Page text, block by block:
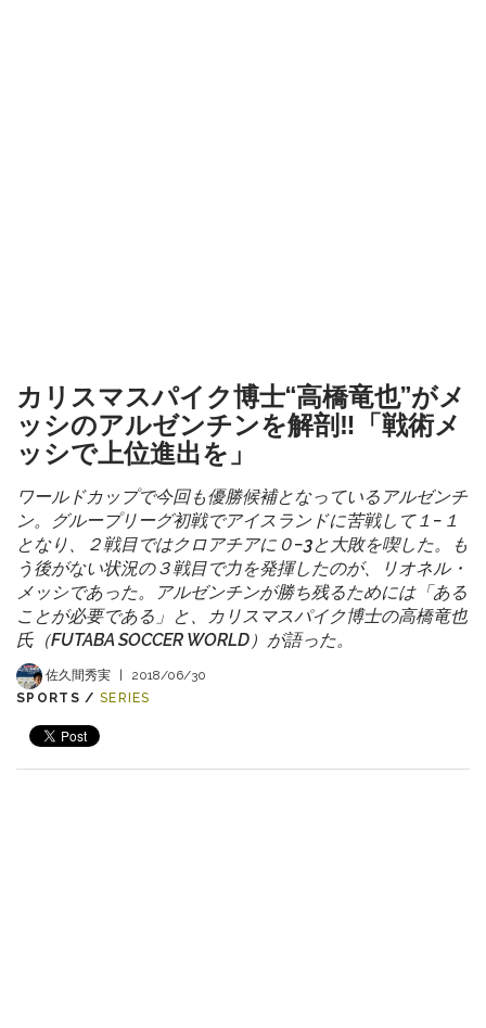
カリスマスパイク博士“高橋竜也”がメ
ッシのアルゼンチンを解剖‼︎「戦術メ
ッシで上位進出を」
ワールドカップで今回も優勝候補となっているアルゼンチ
ン。グループリーグ初戦でアイスランドに苦戦して１−１
となり、２戦目ではクロアチアに０−3と大敗を喫した。も
う後がない状況の３戦目で力を発揮したのが、リオネル・
メッシであった。アルゼンチンが勝ち残るためには「ある
ことが必要である」と、カリスマスパイク博士の高橋竜也
氏（FUTABA SOCCER WORLD）が語った。
佐久間秀実
2018/06/30
SPORTS / SERIES